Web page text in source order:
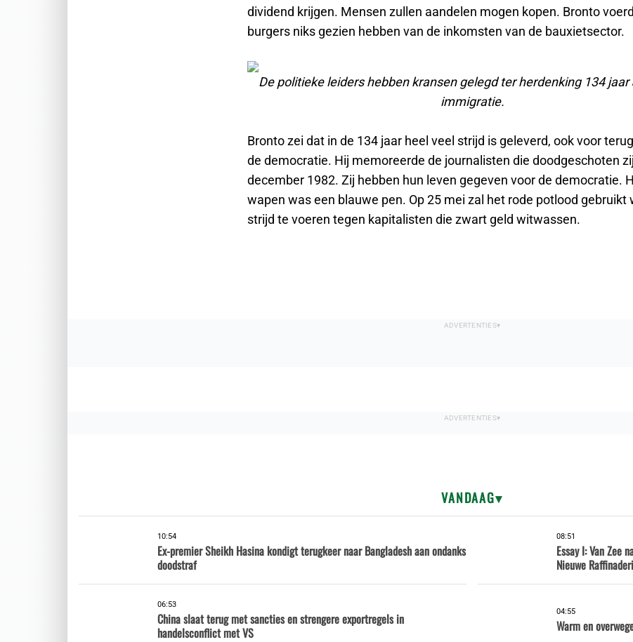
dividend krijgen. Mensen zullen aandelen mogen kopen. Bronto
burgers niks gezien hebben van de inkomsten van de bauxietsector.
De politieke leiders hebben kransen gelegd ter herdenking 134 jaar
immigratie.
Bronto zei dat in de 134 jaar heel veel strijd is geleverd, ook voor
de democratie. Hij memoreerde de journalisten die doodgeschoten
december 1982. Zij hebben hun leven gegeven voor de democratie.
wapen was een blauwe pen. Op 25 mei zal het rode potlood gebruikt
strijd te voeren tegen kapitalisten die zwart geld witwassen.
VANDAAG
10:54
Ex-premier Sheikh Hasina kondigt terugkeer naar Bangladesh aan ondanks
doodstraf
08:51
Essay I: Van Zee
Nieuwe
06:53
China slaat terug met sancties en strengere exportregels in
handelsconflict met VS
04:55
Warm en